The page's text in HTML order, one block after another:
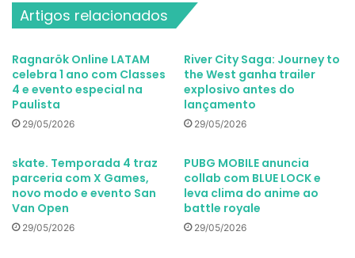
Artigos relacionados
Ragnarök Online LATAM
celebra 1 ano com Classes
4 e evento especial na
Paulista
29/05/2026
River City Saga: Journey to
the West ganha trailer
explosivo antes do
lançamento
29/05/2026
skate. Temporada 4 traz
parceria com X Games,
novo modo e evento San
Van Open
29/05/2026
PUBG MOBILE anuncia
collab com BLUE LOCK e
leva clima do anime ao
battle royale
29/05/2026